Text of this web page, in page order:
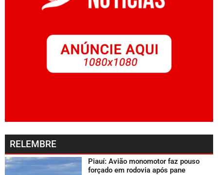
RELEMBRE
Piauí: Avião monomotor faz pouso
forçado em rodovia após pane